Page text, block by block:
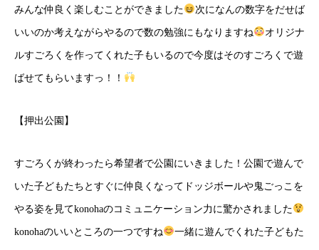
みんな仲良く楽しむことができました 次になんの数字をだせば
いいのか考えながらやるので数の勉強にもなりますね オリジナ
ルすごろくを作ってくれた子もいるので今度はそのすごろくで遊
ばせてもらいますっ！！
【押出公園】
すごろくが終わったら希望者で公園にいきました！公園で遊んで
いた子どもたちとすぐに仲良くなってドッジボールや鬼ごっこを
やる姿を見てkonohaのコミュニケーション力に驚かされました
konohaのいいところの一つですね 一緒に遊んでくれた子どもた